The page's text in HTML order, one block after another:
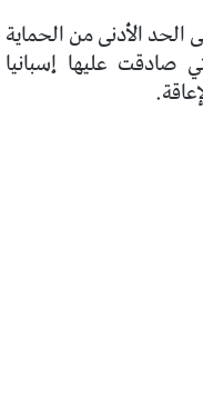
الحد الأدنى من الحماية
صادقت عليها إسبانيا